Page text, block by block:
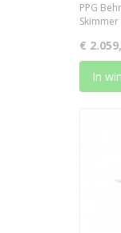
PPG
Skimmer
€
In